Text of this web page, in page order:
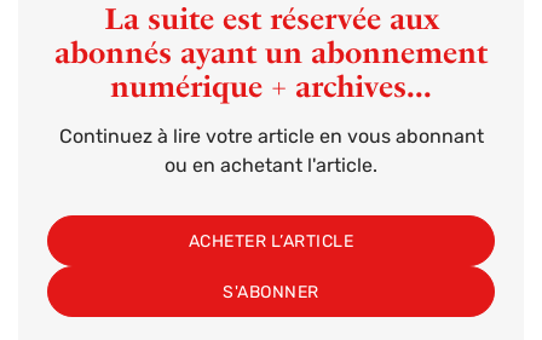
La suite est réservée aux
abonnés ayant un abonnement
numérique + archives...
Continuez à lire votre article en vous abonnant
ou en achetant l'article.
ACHETER L’ARTICLE
S'ABONNER